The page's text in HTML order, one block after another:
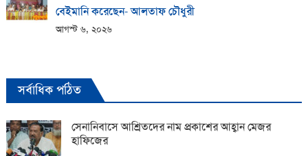
বেইমানি করেছেন- আলতাফ চৌধুরী
আগস্ট ৬, ২০২৬
সর্বাধিক পঠিত
সেনানিবাসে আশ্রিতদের নাম প্রকাশের আহ্বান মেজর
হাফিজের